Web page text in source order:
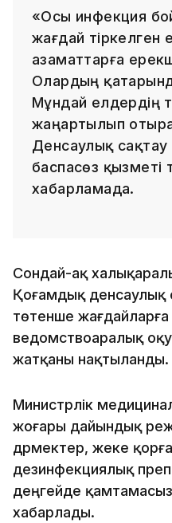
«Осы инфекция
жағдай тіркелген
азаматтарға
Олардың
Мұндай елдердің
жаңартылып
Денсаулық сақтау
баспасөз қызметі
хабарламада.
Сондай-ақ
Қоғамдық денсаулық
төтенше
ведомствоаралық
жатқаны нақтыланды.
Министрлік
жоғары дайындық
дәрмектер, жеке
дезинфекциялық
деңгейде
хабарлады.